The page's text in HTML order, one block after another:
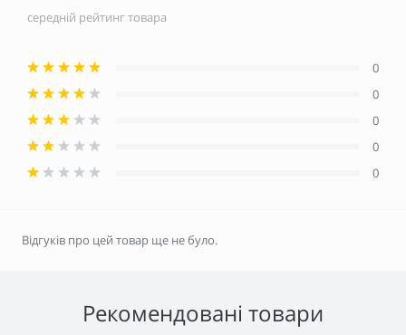
середній рейтинг товара
0
0
0
0
0
Відгуків про цей товар ще не було.
Рекомендовані товари